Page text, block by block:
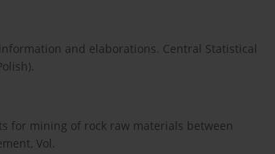
and elaborations. Central Statistical
for mining of rock raw materials between
Vol.